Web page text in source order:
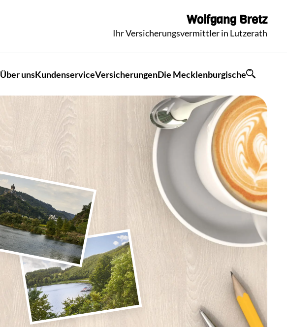
Wolfgang Bretz
Ihr Versicherungsvermittler in Lutzerath
Über unsKundenserviceVersicherungenDie Mecklenburgische